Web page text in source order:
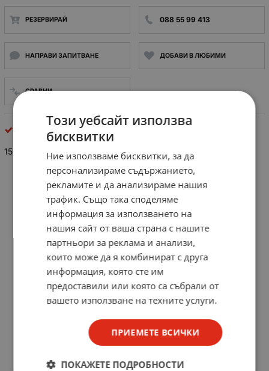
РЕЗЕРВИРАЙ 088 55 99 413
НАПРАВИ ЗАПИТВАНЕ ДОБАВИ В ЛЮБИМИ
СРАВНИ
Неполярни кондензатори
15nF/250V
Този уебсайт използва
бисквитки
Ние използваме бисквитки, за да
персонализираме съдържанието,
рекламите и да анализираме нашия
трафик. Също така споделяме
информация за използването на
нашия сайт от ваша страна с нашите
партньори за реклама и анализи,
които може да я комбинират с друга
информация, която сте им
предоставили или която са събрали от
вашето използване на техните услуги.
ПРИЕМЕТЕ ВСИЧКИ
ПОКАЖЕТЕ ПОДРОБНОСТИ